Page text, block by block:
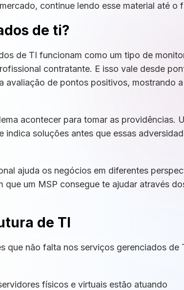
continue lendo esse material até o
de ti?
de TI funcionam como um tipo de
contratante. E isso vale desde
avaliação de pontos positivos, mostrando a
acontecer para tomar as providências.
soluções antes que essas
ajuda os negócios em diferentes
que um MSP consegue te ajudar através
de TI
que não falta nos serviços gerenciados de
físicos e virtuais estão atuando